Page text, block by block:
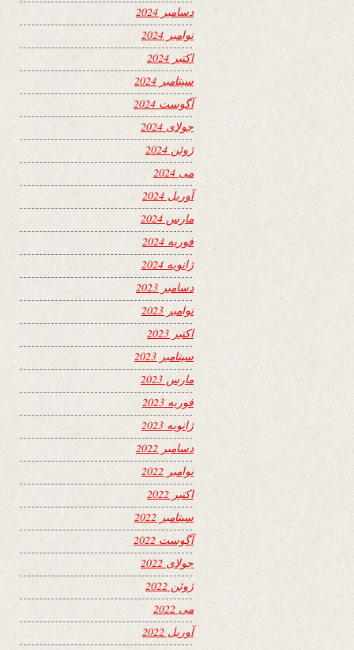
دسامبر 2024
نوامبر 2024
اکتبر 2024
سپتامبر 2024
آگوست 2024
جولای 2024
ژوئن 2024
می 2024
آوریل 2024
مارس 2024
فوریه 2024
ژانویه 2024
دسامبر 2023
نوامبر 2023
اکتبر 2023
سپتامبر 2023
مارس 2023
فوریه 2023
ژانویه 2023
دسامبر 2022
نوامبر 2022
اکتبر 2022
سپتامبر 2022
آگوست 2022
جولای 2022
ژوئن 2022
می 2022
آوریل 2022